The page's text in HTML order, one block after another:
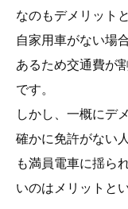
なのもデメリット
自家用車がない場
あるため交通費が
です。
しかし、一概にデ
確かに免許がない
も満員電車に揺ら
いのはメリットと